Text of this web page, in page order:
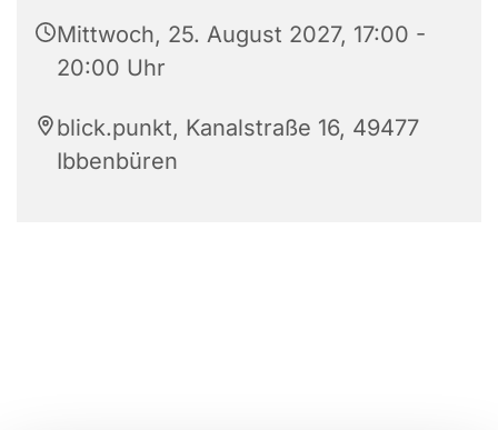
Mittwoch, 25. August 2027, 17:00 -
20:00 Uhr
blick.punkt, Kanalstraße 16, 49477
Ibbenbüren